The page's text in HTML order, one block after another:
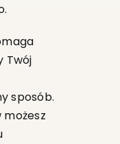
Twój
sposób.
możesz